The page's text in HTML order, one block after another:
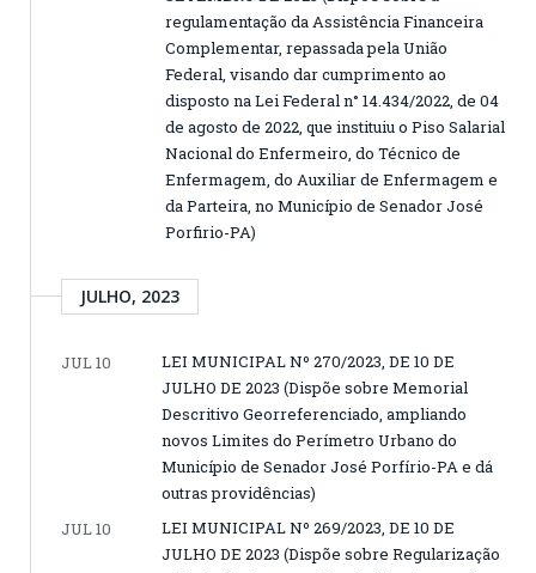
regulamentação da Assistência Financeira
Complementar, repassada pela União
Federal, visando dar cumprimento ao
disposto na Lei Federal n° 14.434/2022, de 04
de agosto de 2022, que instituiu o Piso Salarial
Nacional do Enfermeiro, do Técnico de
Enfermagem, do Auxiliar de Enfermagem e
da Parteira, no Município de Senador José
Porfirio-PA)
JULHO, 2023
JUL 10
LEI MUNICIPAL Nº 270/2023, DE 10 DE
JULHO DE 2023 (Dispõe sobre Memorial
Descritivo Georreferenciado, ampliando
novos Limites do Perímetro Urbano do
Município de Senador José Porfírio-PA e dá
outras providências)
JUL 10
LEI MUNICIPAL Nº 269/2023, DE 10 DE
JULHO DE 2023 (Dispõe sobre Regularização